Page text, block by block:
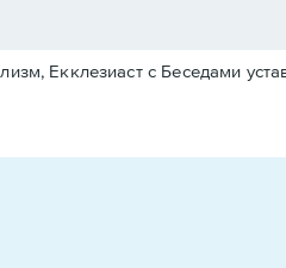
Екклезиаст с Беседами